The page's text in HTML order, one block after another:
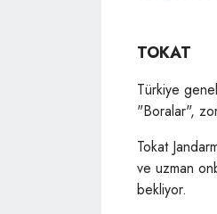
TOKAT
Türkiye
"Boralar",
Tokat
ve uzman
bekliyor.